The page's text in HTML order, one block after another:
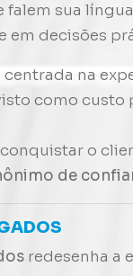
falem sua
em decisões
na
como custo
o
de
redesenha a